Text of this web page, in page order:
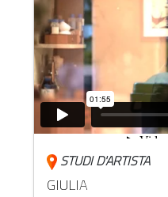
STUDI D'ARTISTA
GIULIA